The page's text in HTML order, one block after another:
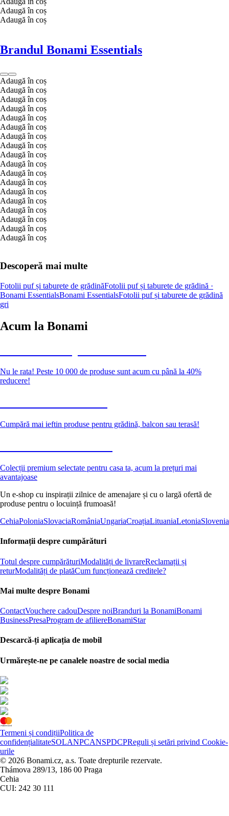
Adaugă în coș
Adaugă în coș
Brandul Bonami Essentials
Adaugă în coș
Adaugă în coș
Adaugă în coș
Adaugă în coș
Adaugă în coș
Adaugă în coș
Adaugă în coș
Adaugă în coș
Adaugă în coș
Adaugă în coș
Adaugă în coș
Adaugă în coș
Adaugă în coș
Adaugă în coș
Adaugă în coș
Adaugă în coș
Adaugă în coș
Adaugă în coș
Descoperă mai multe
Fotolii puf și taburete de grădinăFotolii puf și taburete de grădină ·
Bonami EssentialsBonami EssentialsFotolii puf și taburete de grădină
gri
Acum la Bonami
Nu le rata! Peste 10 000 de produse sunt acum cu până la 40%
reducere!
Cumpără mai ieftin produse pentru grădină, balcon sau terasă!
Colecții premium selectate pentru casa ta, acum la prețuri mai
avantajoase
Un e-shop cu inspirații zilnice de amenajare și cu o largă ofertă de
produse pentru o locuință frumoasă!
CehiaPoloniaSlovaciaRomâniaUngariaCroațiaLituaniaLetoniaSlovenia
Informații despre cumpărături
Totul despre cumpărăturiModalități de livrareReclamații și
returModalități de platăCum funcționează creditele?
Mai multe despre Bonami
ContactVouchere cadouDespre noiBranduri la BonamiBonami
BusinessPresaProgram de afiliereBonamiStar
Descarcă-ți aplicația de mobil
Urmărește-ne pe canalele noastre de social media
Termeni și condițiiPolitica de
confidențialitateSOLANPCANSPDCPReguli și setări privind Cookie-
urile
© 2026 Bonami.cz, a.s. Toate drepturile rezervate.
Thámova 289/13, 186 00 Praga
Cehia
CUI: 242 30 111